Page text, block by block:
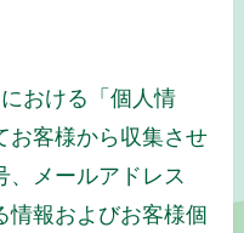
おける「個人情
お客様から収集させ
、メールアドレス
情報およびお客様個